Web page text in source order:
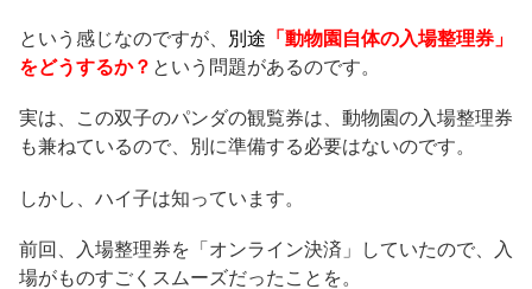
という感じなのですが、 別途 「動物園自体の入場整理券」
をどうするか？ という問題があるのです。
実は、この双子のパンダの観覧券は、動物園の入場整理券
も兼ねているので、別に準備する必要はないのです。
しかし、ハイ子は知っています。
前回、入場整理券を「オンライン決済」していたので、入
場がものすごくスムーズだったことを。